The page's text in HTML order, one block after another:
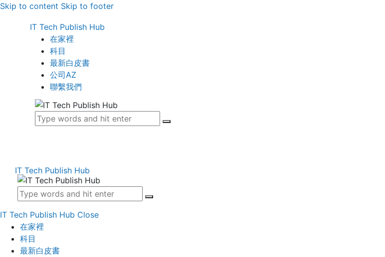
Skip to content Skip to footer
IT Tech Publish Hub
在家裡
科目
最新白皮書
公司AZ
聯繫我們
IT Tech Publish Hub
IT Tech Publish Hub Close
在家裡
科目
最新白皮書